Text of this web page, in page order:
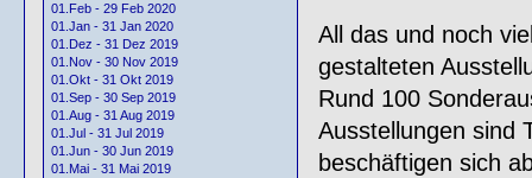
01.Feb - 29 Feb 2020
01.Jan - 31 Jan 2020
01.Dez - 31 Dez 2019
01.Nov - 30 Nov 2019
01.Okt - 31 Okt 2019
01.Sep - 30 Sep 2019
01.Aug - 31 Aug 2019
01.Jul - 31 Jul 2019
01.Jun - 30 Jun 2019
01.Mai - 31 Mai 2019
All das und noch
gestalteten
Rund 100
Ausstellungen sind
beschäftigen sich